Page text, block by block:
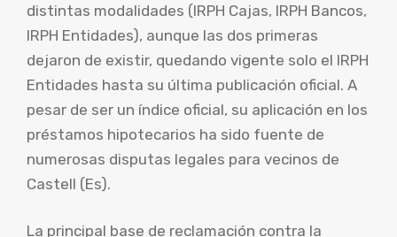
distintas modalidades (IRPH Cajas, IRPH Bancos,
IRPH Entidades), aunque las dos primeras
dejaron de existir, quedando vigente solo el IRPH
Entidades hasta su última publicación oficial. A
pesar de ser un índice oficial, su aplicación en los
préstamos hipotecarios ha sido fuente de
numerosas disputas legales para vecinos de
Castell (Es).
La principal base de reclamación contra la